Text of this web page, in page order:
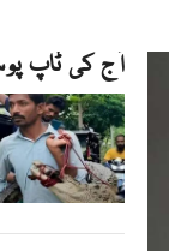
آج کی ٹاپ